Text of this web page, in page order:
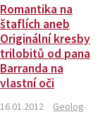
Romantika na
štaflích aneb
Originální kresby
trilobitů od pana
Barranda na
vlastní oči
16.01.2012
Geolog